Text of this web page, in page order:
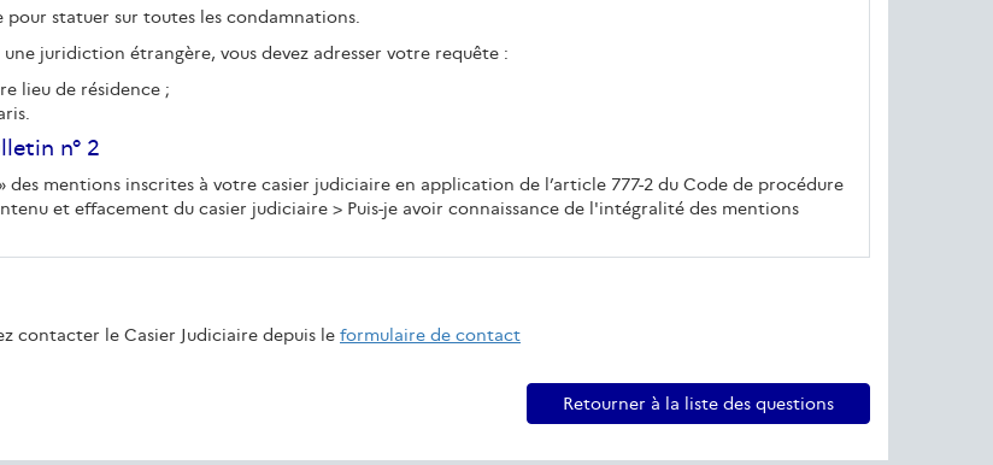
statuer sur toutes les condamnations.
juridiction étrangère, vous devez adresser votre requête :
lieu de résidence ;
n° 2
mentions inscrites à votre casier judiciaire en application de l’article 777-2 du Code de procédure
et effacement du casier judiciaire > Puis-je avoir connaissance de l'intégralité des mentions
contacter le Casier Judiciaire depuis le formulaire de contact
Retourner à la liste des questions